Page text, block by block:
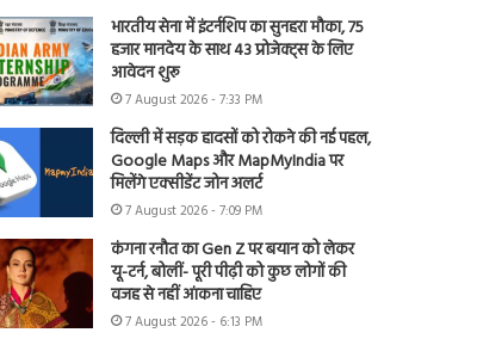
भारतीय सेना में इंटर्नशिप का सुनहरा मौका, 75
हजार मानदेय के साथ 43 प्रोजेक्ट्स के लिए
आवेदन शुरू
7 August 2026 - 7:33 PM
दिल्ली में सड़क हादसों को रोकने की नई पहल,
Google Maps और MapMyIndia पर
मिलेंगे एक्सीडेंट जोन अलर्ट
7 August 2026 - 7:09 PM
कंगना रनौत का Gen Z पर बयान को लेकर
यू-टर्न, बोलीं- पूरी पीढ़ी को कुछ लोगों की
वजह से नहीं आंकना चाहिए
7 August 2026 - 6:13 PM